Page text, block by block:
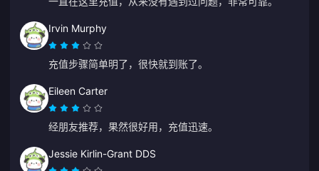
Irvin Murphy
充值步骤简单明了，很快就到账了。
Eileen Carter
经朋友推荐，果然很好用，充值迅速。
Jessie Kirlin-Grant DDS